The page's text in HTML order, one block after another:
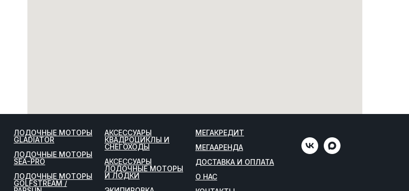
ЛОДОЧНЫЕ МОТОРЫ
GLADIATOR
ЛОДОЧНЫЕ МОТОРЫ
SEA-PRO
ЛОДОЧНЫЕ МОТОРЫ
GOLFSTREAM /
АКСЕССУАРЫ
КВАДРОЦИКЛЫ И
СНЕГОХОДЫ
АКСЕССУАРЫ
ЛОДОЧНЫЕ МОТОРЫ
И ЛОДКИ
МЕГАКРЕДИТ
МЕГААРЕНДА
ДОСТАВКА И ОПЛАТА
О НАС